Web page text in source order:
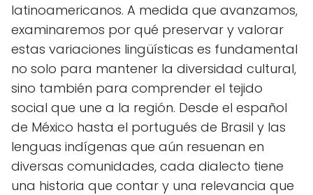
latinoamericanos. A medida que avanzamos,
examinaremos por qué preservar y valorar
estas variaciones lingüísticas es fundamental
no solo para mantener la diversidad cultural,
sino también para comprender el tejido
social que une a la región. Desde el español
de México hasta el portugués de Brasil y las
lenguas indígenas que aún resuenan en
diversas comunidades, cada dialecto tiene
una historia que contar y una relevancia que